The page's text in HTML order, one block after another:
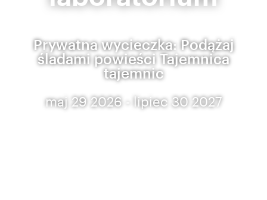
Prywatna wycieczka: Podążaj
śladami powieści Tajemnica
tajemnic
maj 29 2026 - lipiec 30 2027